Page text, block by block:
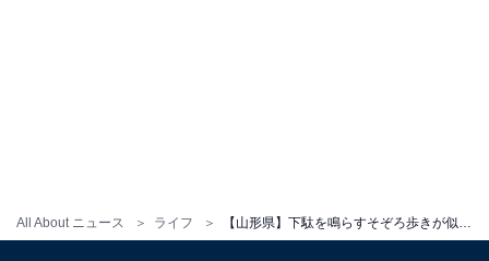
All About ニュース ライフ